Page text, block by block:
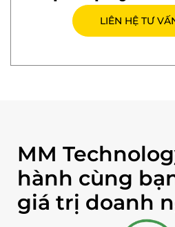
LIÊN HỆ TƯ
MM
hành cùng
giá trị doanh